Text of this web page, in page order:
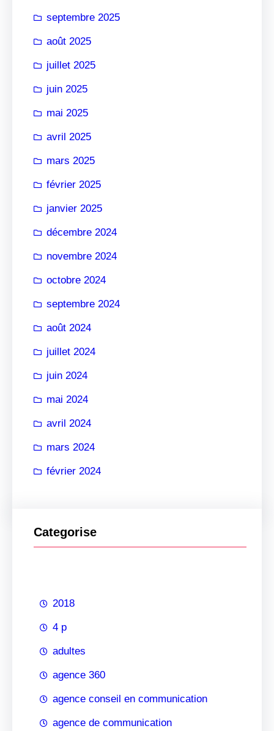
septembre 2025
août 2025
juillet 2025
juin 2025
mai 2025
avril 2025
mars 2025
février 2025
janvier 2025
décembre 2024
novembre 2024
octobre 2024
septembre 2024
août 2024
juillet 2024
juin 2024
mai 2024
avril 2024
mars 2024
février 2024
Categorise
2018
4 p
adultes
agence 360
agence conseil en communication
agence de communication